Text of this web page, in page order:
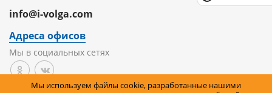
info@i-volga.com
Адреса офисов
Мы в социальных сетях
Мы используем файлы cookie, разработанные нашими